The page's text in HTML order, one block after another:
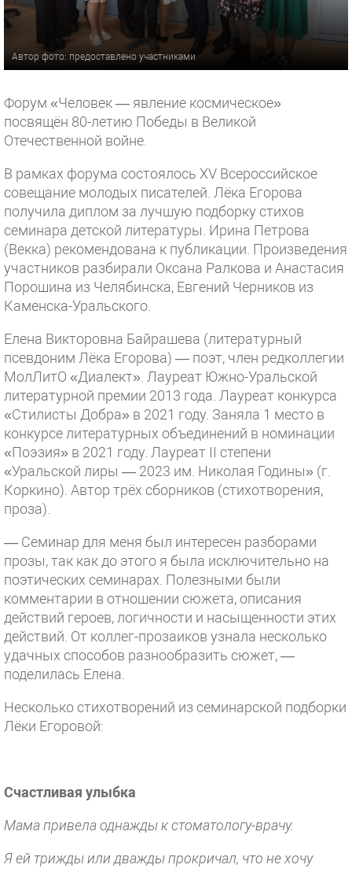
Автор фото: предоставлено участниками
Форум «Человек — явление космическое»
посвящён 80-летию Победы в Великой
Отечественной войне.
В рамках форума состоялось XV Всероссийское
совещание молодых писателей. Лёка Егорова
получила диплом за лучшую подборку стихов
семинара детской литературы. Ирина Петрова
(Векка) рекомендована к публикации. Произведения
участников разбирали Оксана Ралкова и Анастасия
Порошина из Челябинска, Евгений Черников из
Каменска-Уральского.
Елена Викторовна Байрашева (литературный
псевдоним Лёка Егорова) — поэт, член редколлегии
МолЛитО «Диалект». Лауреат Южно-Уральской
литературной премии 2013 года. Лауреат конкурса
«Стилисты Добра» в 2021 году. Заняла 1 место в
конкурсе литературных объединений в номинации
«Поэзия» в 2021 году. Лауреат II степени
«Уральской лиры — 2023 им. Николая Годины» (г.
Коркино). Автор трёх сборников (стихотворения,
проза).
— Семинар для меня был интересен разборами
прозы, так как до этого я была исключительно на
поэтических семинарах. Полезными были
комментарии в отношении сюжета, описания
действий героев, логичности и насыщенности этих
действий. От коллег-прозаиков узнала несколько
удачных способов разнообразить сюжет, —
поделилась Елена.
Несколько стихотворений из семинарской подборки
Лёки Егоровой:
Счастливая улыбка
Мама привела однажды к стоматологу-врачу.
Я ей трижды или дважды прокричал, что не хочу